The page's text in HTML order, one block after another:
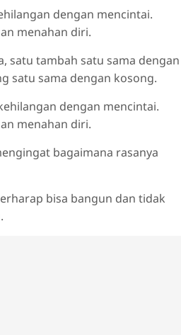
dengan mencintai.
menahan diri.
satu tambah satu sama dengan
satu sama dengan kosong.
dengan mencintai.
menahan diri.
bagaimana rasanya
bisa bangun dan tidak